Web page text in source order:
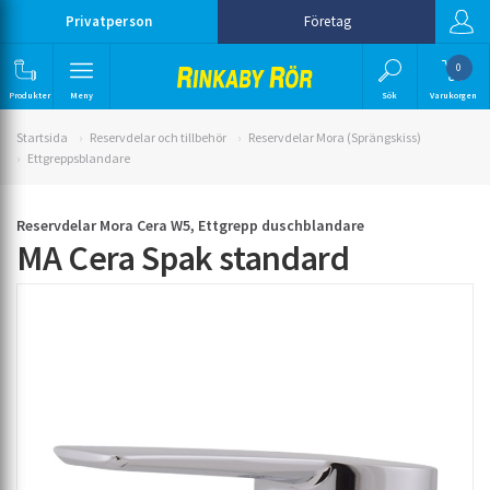
Privatperson Företag
Produkter Meny Sök
0
Varukorgen
Startsida Reservdelar och tillbehör
Reservdelar Mora (Sprängskiss)
Ettgreppsblandare
Reservdelar Mora Cera W5, Ettgrepp duschblandare
MA Cera Spak standard